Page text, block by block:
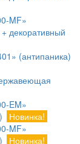
MF»
декоративный
(антипаника)
EM»
Новинка!
MF»
Новинка!